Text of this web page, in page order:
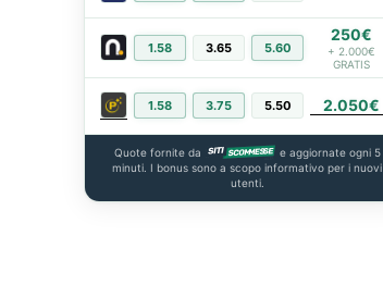
1.58 3.65 5.60
250€
+ 2.000€
GRATIS
1.58 3.75 5.50 2.050€
Quote fornite da
e aggiornate ogni 5
minuti. I bonus sono a scopo informativo per i nuovi
utenti.